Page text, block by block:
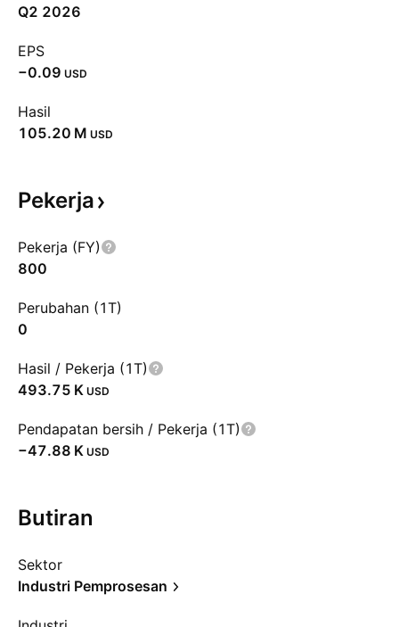
Q2 2026
EPS
−0.09 USD
Hasil
‪105.20 M‬ USD
Pekerja
Pekerja (FY)
800
Perubahan (1T)
0
Hasil / Pekerja (1T)
‪493.75 K‬ USD
Pendapatan bersih / Pekerja (1T)
‪−47.88 K‬ USD
Butiran
Sektor
Industri Pemprosesan